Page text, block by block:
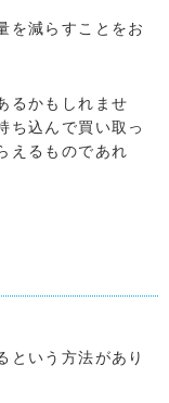
を減らすことをお
るかもしれませ
ち込んで買い取っ
えるものであれ
という方法があり